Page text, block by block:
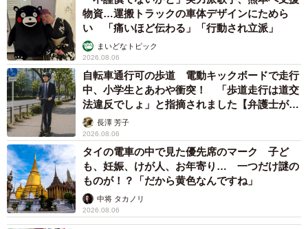
物資…運搬トラックの車体デザインにためら
い 「痛いほど伝わる」「行動され立派」
まいどなトピック
2026.08.06
自転車通行可の歩道 電動キックボードで走行
中、小学生とあわや衝突！ 「歩道走行は道交
法違反でしょ」と指摘されました【弁護士が解
説】長澤 芳子
2026.08.06
タイの電車の中で見た優先席のマーク 子ど
も、妊娠、けが人、お年寄り… 一つだけ謎の
ものが！？「だから黄色なんですね」
中将 タカノリ
2026.08.06